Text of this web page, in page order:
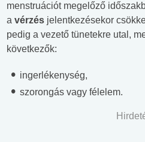
menstruációt megelőző
a vérzés jelentkezésekor
pedig a vezető tünetekre utal,
következők:
ingerlékenység,
szorongás vagy félelem.